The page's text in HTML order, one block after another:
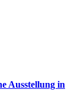
Ausstellung in